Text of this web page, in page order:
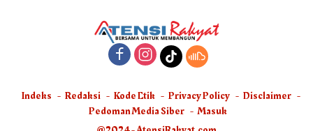
Indeks Redaksi Kode Etik Privacy Policy
Disclaimer
Pedoman Media Siber
Masuk